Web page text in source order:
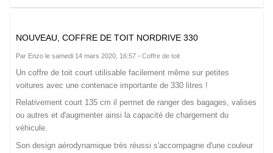
NOUVEAU, COFFRE DE TOIT NORDRIVE 330
Par Enzo le samedi 14 mars 2020, 16:57 - Coffre de toit
Un coffre de toit court utilisable facilement même sur petites
voitures avec une contenace importante de 330 litres !
Relativement court 135 cm il permet de ranger des bagages, valises
ou autres et d'augmenter ainsi la capacité de chargement du
véhicule.
Son design aérodynamique très réussi s'accompagne d'une couleur